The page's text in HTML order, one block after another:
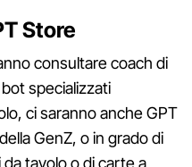
Store
consultare coach di
specializzati
ci saranno anche GPT
GenZ, o in grado di
tavolo o di carte a